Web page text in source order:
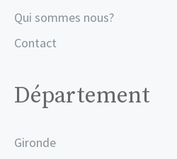
Qui sommes nous?
Contact
Département
Gironde